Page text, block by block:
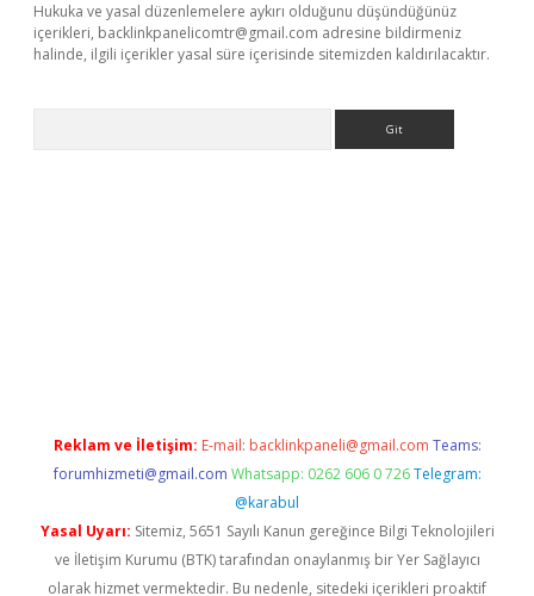
Hukuka ve yasal düzenlemelere aykırı olduğunu düşündüğünüz
içerikleri, backlinkpanelicomtr@gmail.com adresine bildirmeniz
halinde, ilgili içerikler yasal süre içerisinde sitemizden kaldırılacaktır.
Reklam ve İletişim: E-mail: backlinkpaneli@gmail.com Teams:
forumhizmeti@gmail.com Whatsapp: 0262 606 0 726 Telegram:
@karabul
Yasal Uyarı: Sitemiz, 5651 Sayılı Kanun gereğince Bilgi Teknolojileri
ve İletişim Kurumu (BTK) tarafından onaylanmış bir Yer Sağlayıcı
olarak hizmet vermektedir. Bu nedenle, sitedeki içerikleri proaktif